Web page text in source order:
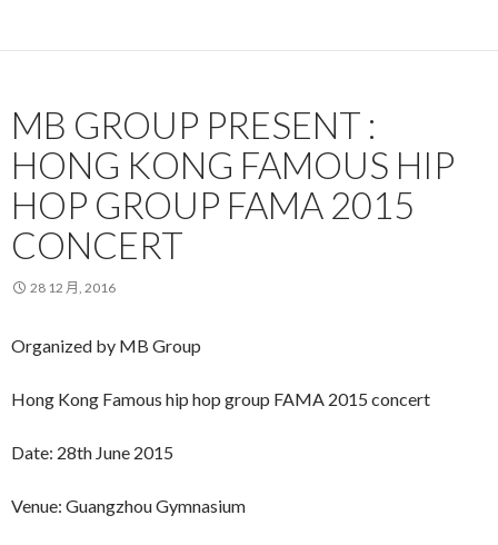
MB GROUP PRESENT :
HONG KONG FAMOUS HIP
HOP GROUP FAMA 2015
CONCERT
28 12 月, 2016
Organized by MB Group
Hong Kong Famous hip hop group FAMA 2015 concert
Date: 28th June 2015
Venue: Guangzhou Gymnasium